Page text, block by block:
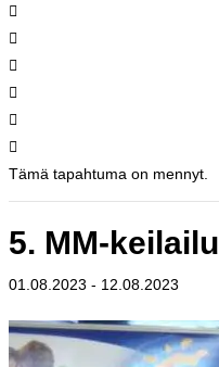
Tämä tapahtuma on mennyt.
5. MM-keilailu
01.08.2023 - 12.08.2023